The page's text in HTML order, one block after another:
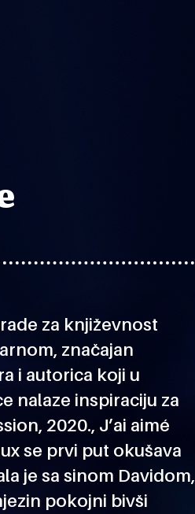
za književnost
značajan
i autorica koji u
nalaze inspiraciju za
2020., J’ai aimé
se prvi put okušava
je sa sinom Davidom,
pokojni bivši